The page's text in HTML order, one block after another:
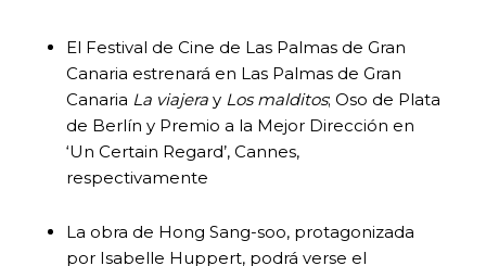
El Festival de Cine de Las Palmas de Gran
Canaria estrenará en Las Palmas de Gran
Canaria La viajera y Los malditos; Oso de Plata
de Berlín y Premio a la Mejor Dirección en
‘Un Certain Regard’, Cannes,
respectivamente
La obra de Hong Sang-soo, protagonizada
por Isabelle Huppert, podrá verse el